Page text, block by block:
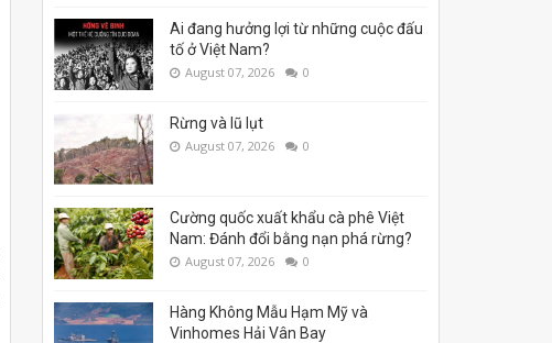
Ai đang hưởng lợi từ những cuộc đấu
tố ở Việt Nam?
August 07, 2026 0
Rừng và lũ lụt
August 07, 2026 0
Cường quốc xuất khẩu cà phê Việt
Nam: Đánh đổi bằng nạn phá rừng?
August 07, 2026 0
Hàng Không Mẫu Hạm Mỹ và
Vinhomes Hải Vân Bay